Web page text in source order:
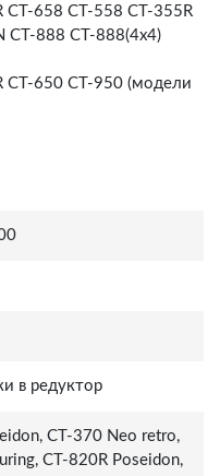
CT-658 CT-558 CT-355R
CT-888 CT-888(4x4)
СT-650 CT-950 (модели
в редуктор
СТ-370 Neo retro,
CT-820R Poseidon,